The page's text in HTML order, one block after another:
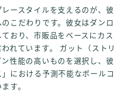
ースタイルを支えるのが、彼
こだわりです。彼女はダンロ
おり、市販品をベースにカス
れています。 ガット（ストリ
性能の高いものを選択し、彼
における予測不能なボールコ
す。